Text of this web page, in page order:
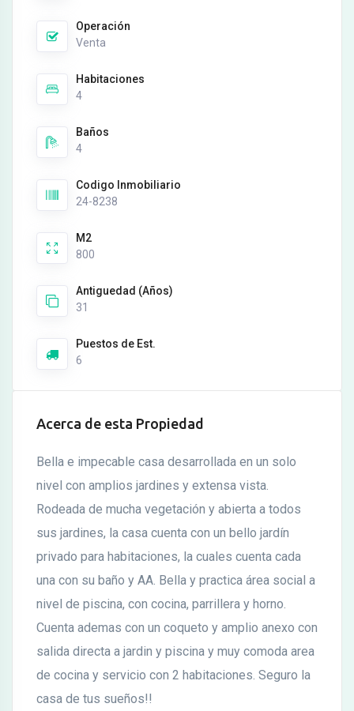
Operación
Venta
Habitaciones
4
Baños
4
Codigo Inmobiliario
24-8238
M2
800
Antiguedad (Años)
31
Puestos de Est.
6
Acerca de esta Propiedad
Bella e impecable casa desarrollada en un solo
nivel con amplios jardines y extensa vista.
Rodeada de mucha vegetación y abierta a todos
sus jardines, la casa cuenta con un bello jardín
privado para habitaciones, la cuales cuenta cada
una con su baño y AA. Bella y practica área social a
nivel de piscina, con cocina, parrillera y horno.
Cuenta ademas con un coqueto y amplio anexo con
salida directa a jardin y piscina y muy comoda area
de cocina y servicio con 2 habitaciones. Seguro la
casa de tus sueños!!